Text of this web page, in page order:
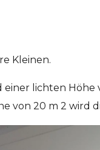
Kleinen.
einer lichten
von 20 m 2 wird